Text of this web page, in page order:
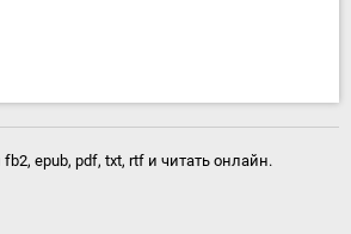
epub, pdf, txt, rtf и читать онлайн.